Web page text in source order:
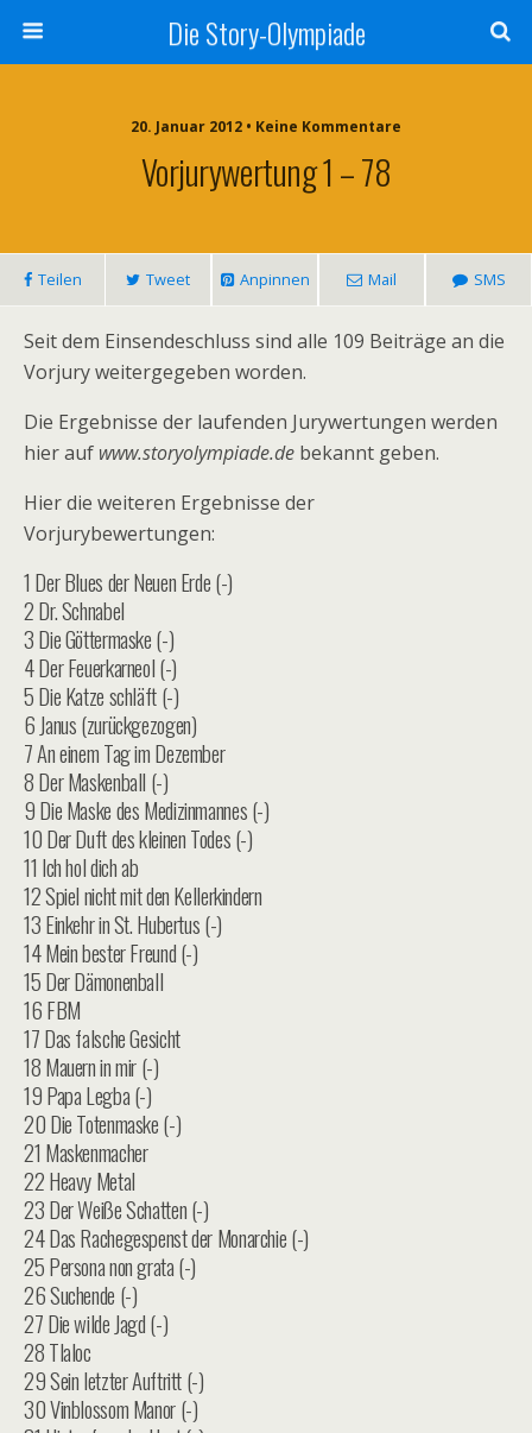
Die Story-Olympiade
20. Januar 2012 • Keine Kommentare
Vorjurywertung 1 – 78
Teilen Tweet Anpinnen Mail SMS
Seit dem Einsendeschluss sind alle 109 Beiträge an die
Vorjury weitergegeben worden.
Die Ergebnisse der laufenden Jurywertungen werden
hier auf www.storyolympiade.de bekannt geben.
Hier die weiteren Ergebnisse der
Vorjurybewertungen:
1 Der Blues der Neuen Erde (-)
2 Dr. Schnabel
3 Die Göttermaske (-)
4 Der Feuerkarneol (-)
5 Die Katze schläft (-)
6 Janus (zurückgezogen)
7 An einem Tag im Dezember
8 Der Maskenball (-)
9 Die Maske des Medizinmannes (-)
10 Der Duft des kleinen Todes (-)
11 Ich hol dich ab
12 Spiel nicht mit den Kellerkindern
13 Einkehr in St. Hubertus (-)
14 Mein bester Freund (-)
15 Der Dämonenball
16 FBM
17 Das falsche Gesicht
18 Mauern in mir (-)
19 Papa Legba (-)
20 Die Totenmaske (-)
21 Maskenmacher
22 Heavy Metal
23 Der Weiße Schatten (-)
24 Das Rachegespenst der Monarchie (-)
25 Persona non grata (-)
26 Suchende (-)
27 Die wilde Jagd (-)
28 Tlaloc
29 Sein letzter Auftritt (-)
30 Vinblossom Manor (-)